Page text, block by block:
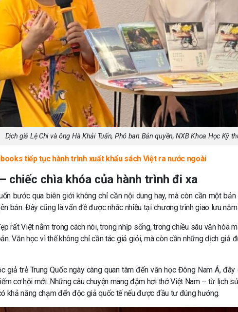
Dịch giả Lệ Chi và ông Hà Khải Tuấn, Phó ban Bản quyền, NXB Khoa Học Kỹ
tiếp tục hành trình xuất khẩu sách Việt ra nước ngoài
chiếc chìa khóa của hành trình đi xa
bước qua biên giới không chỉ cần nội dung hay, mà còn cần một
bản. Đây cũng là vấn đề được nhắc nhiều tại chương trình giao lưu năm
rất Việt nằm trong cách nói, trong nhịp sống, trong chiều sâu văn hóa
Văn học vì thế không chỉ cần tác giả giỏi, mà còn cần những dịch giả
giả trẻ Trung Quốc ngày càng quan tâm đến văn học Đông Nam Á,
cơ hội mới. Những câu chuyện mang đậm hơi thở Việt Nam – từ lịch
khả năng chạm đến độc giả quốc tế nếu được đầu tư đúng hướng.